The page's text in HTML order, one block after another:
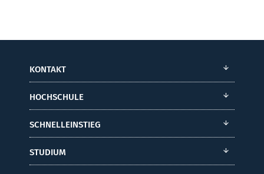
KONTAKT
HOCHSCHULE
SCHNELLEINSTIEG
STUDIUM